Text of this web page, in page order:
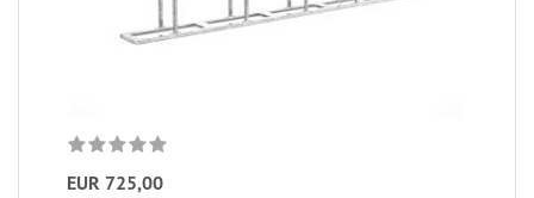
EUR 725,00